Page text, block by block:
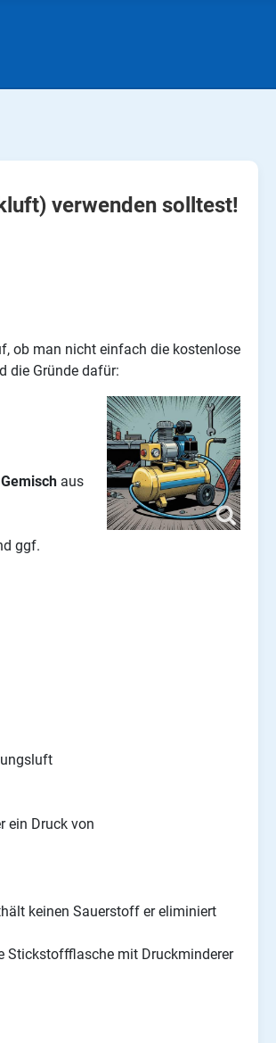
verwenden solltest!
ob man nicht einfach die kostenlose
die Gründe dafür:
aus
ggf.
ein Druck von
keinen Sauerstoff er eliminiert
Stickstoffflasche mit Druckminderer